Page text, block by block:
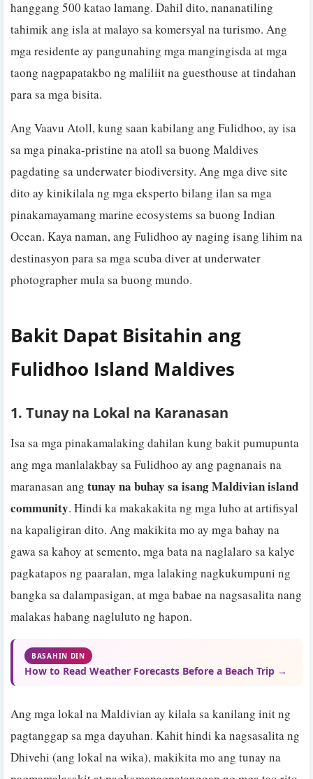
hanggang 500 katao lamang. Dahil dito, nananatiling
tahimik ang isla at malayo sa komersyal na turismo. Ang
mga residente ay pangunahing mga mangingisda at mga
taong nagpapatakbo ng maliliit na guesthouse at tindahan
para sa mga bisita.
Ang Vaavu Atoll, kung saan kabilang ang Fulidhoo, ay isa
sa mga pinaka-pristine na atoll sa buong Maldives
pagdating sa underwater biodiversity. Ang mga dive site
dito ay kinikilala ng mga eksperto bilang ilan sa mga
pinakamayamang marine ecosystems sa buong Indian
Ocean. Kaya naman, ang Fulidhoo ay naging isang lihim na
destinasyon para sa mga scuba diver at underwater
photographer mula sa buong mundo.
Bakit Dapat Bisitahin ang
Fulidhoo Island Maldives
1. Tunay na Lokal na Karanasan
Isa sa mga pinakamalaking dahilan kung bakit pumupunta
ang mga manlalakbay sa Fulidhoo ay ang pagnanais na
maranasan ang tunay na buhay sa isang Maldivian island
community. Hindi ka makakakita ng mga luho at artifisyal
na kapaligiran dito. Ang makikita mo ay mga bahay na
gawa sa kahoy at semento, mga bata na naglalaro sa kalye
pagkatapos ng paaralan, mga lalaking nagkukumpuni ng
bangka sa dalampasigan, at mga babae na nagsasalita nang
malakas habang nagluluto ng hapon.
BASAHIN DIN
How to Read Weather Forecasts Before a Beach Trip →
Ang mga lokal na Maldivian ay kilala sa kanilang init ng
pagtanggap sa mga dayuhan. Kahit hindi ka nagsasalita ng
Dhivehi (ang lokal na wika), makikita mo ang tunay na